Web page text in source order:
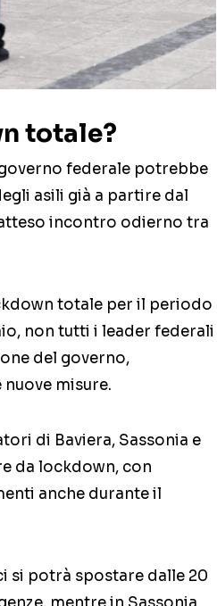
totale?
federale potrebbe
asili già a partire dal
incontro odierno tra
totale per il periodo
non tutti i leader federali
del governo,
misure.
di Baviera, Sassonia e
da lockdown, con
anche durante il
si potrà spostare dalle 20